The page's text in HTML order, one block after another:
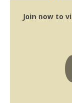
Join now to